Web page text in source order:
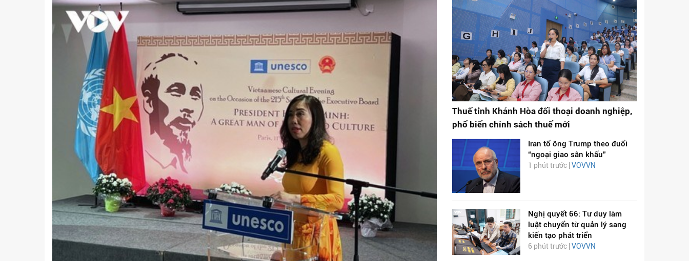
Thuế tỉnh Khánh Hòa đối thoại doanh nghiệp,
phổ biến chính sách thuế mới
Iran tố ông Trump theo đuổi
“ngoại giao sân khấu”
1 phút trước |VOVVN
Nghị quyết 66: Tư duy làm
luật chuyển từ quản lý sang
kiến tạo phát triển
6 phút trước |VOVVN